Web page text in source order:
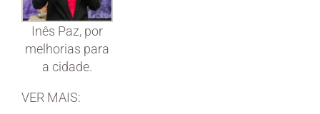
Inês Paz, por
melhorias para
a cidade.
VER MAIS: